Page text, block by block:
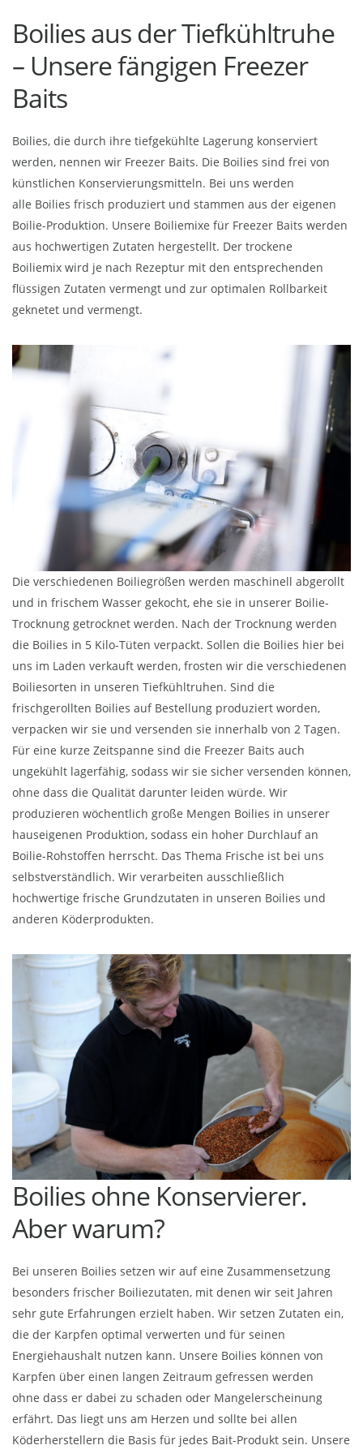
Boilies aus der Tiefkühltruhe
– Unsere fängigen Freezer
Baits
Boilies, die durch ihre tiefgekühlte Lagerung konserviert
werden, nennen wir Freezer Baits. Die Boilies sind frei von
künstlichen Konservierungsmitteln. Bei uns werden
alle Boilies frisch produziert und stammen aus der eigenen
Boilie-Produktion. Unsere Boiliemixe für Freezer Baits werden
aus hochwertigen Zutaten hergestellt. Der trockene
Boiliemix wird je nach Rezeptur mit den entsprechenden
flüssigen Zutaten vermengt und zur optimalen Rollbarkeit
geknetet und vermengt.
Die verschiedenen Boiliegrößen werden maschinell abgerollt
und in frischem Wasser gekocht, ehe sie in unserer Boilie-
Trocknung getrocknet werden. Nach der Trocknung werden
die Boilies in 5 Kilo-Tüten verpackt. Sollen die Boilies hier bei
uns im Laden verkauft werden, frosten wir die verschiedenen
Boiliesorten in unseren Tiefkühltruhen. Sind die
frischgerollten Boilies auf Bestellung produziert worden,
verpacken wir sie und versenden sie innerhalb von 2 Tagen.
Für eine kurze Zeitspanne sind die Freezer Baits auch
ungekühlt lagerfähig, sodass wir sie sicher versenden können,
ohne dass die Qualität darunter leiden würde. Wir
produzieren wöchentlich große Mengen Boilies in unserer
hauseigenen Produktion, sodass ein hoher Durchlauf an
Boilie-Rohstoffen herrscht. Das Thema Frische ist bei uns
selbstverständlich. Wir verarbeiten ausschließlich
hochwertige frische Grundzutaten in unseren Boilies und
anderen Köderprodukten.
Boilies ohne Konservierer.
Aber warum?
Bei unseren Boilies setzen wir auf eine Zusammensetzung
besonders frischer Boiliezutaten, mit denen wir seit Jahren
sehr gute Erfahrungen erzielt haben. Wir setzen Zutaten ein,
die der Karpfen optimal verwerten und für seinen
Energiehaushalt nutzen kann. Unsere Boilies können von
Karpfen über einen langen Zeitraum gefressen werden
ohne dass er dabei zu schaden oder Mangelerscheinung
erfährt. Das liegt uns am Herzen und sollte bei allen
Köderherstellern die Basis für jedes Bait-Produkt sein. Unsere